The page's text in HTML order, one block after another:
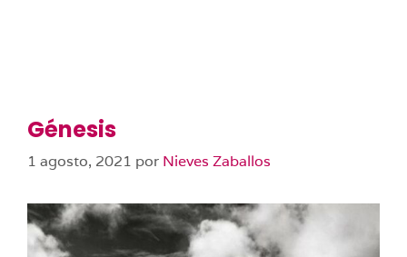
Génesis
1 agosto, 2021 por Nieves Zaballos